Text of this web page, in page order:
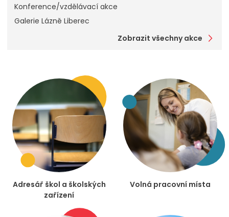
Konference/vzdělávací akce
Galerie Lázně Liberec
Zobrazit všechny akce
Adresář škol a školských
zařízení
Volná pracovní místa